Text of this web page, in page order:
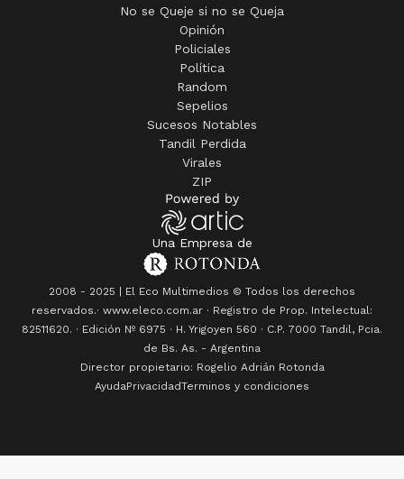
No se Queje si no se Queja
Opinión
Policiales
Política
Random
Sepelios
Sucesos Notables
Tandil Perdida
Virales
ZIP
Una Empresa de
2008 - 2025 | El Eco Multimedios © Todos los derechos
reservados.· www.eleco.com.ar · Registro de Prop. Intelectual:
82511620. · Edición Nº 6975 · H. Yrigoyen 560 · C.P. 7000 Tandil, Pcia.
de Bs. As. - Argentina
Director propietario: Rogelio Adrián Rotonda
AyudaPrivacidadTerminos y condiciones